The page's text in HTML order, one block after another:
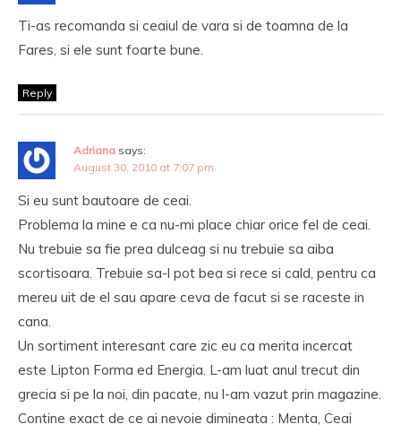
Ti-as recomanda si ceaiul de vara si de toamna de la
Fares, si ele sunt foarte bune.
Reply
Adriana says:
August 30, 2010 at 7:07 pm
Si eu sunt bautoare de ceai.
Problema la mine e ca nu-mi place chiar orice fel de ceai.
Nu trebuie sa fie prea dulceag si nu trebuie sa aiba
scortisoara. Trebuie sa-l pot bea si rece si cald, pentru ca
mereu uit de el sau apare ceva de facut si se raceste in
cana.
Un sortiment interesant care zic eu ca merita incercat
este Lipton Forma ed Energia. L-am luat anul trecut din
grecia si pe la noi, din pacate, nu l-am vazut prin magazine.
Contine exact de ce ai nevoie dimineata : Menta, Ceai